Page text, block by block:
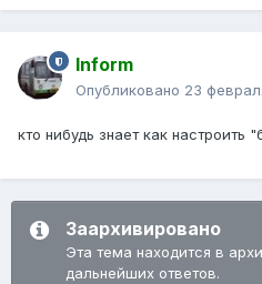
Inform
Опубликовано 23
кто нибудь знает как
Заархивировано
Эта тема находится в
дальнейших ответов.